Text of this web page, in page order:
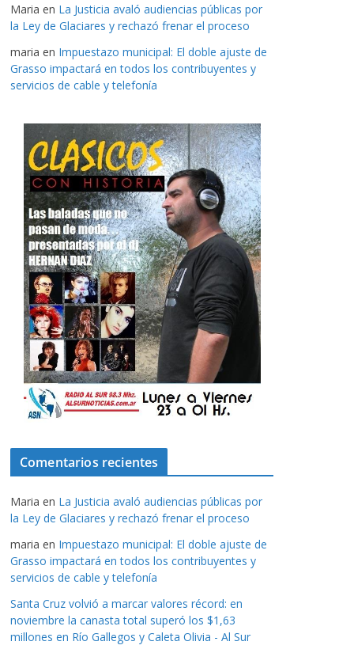
Maria en La Justicia avaló audiencias públicas por
la Ley de Glaciares y rechazó frenar el proceso
maria en Impuestazo municipal: El doble ajuste de
Grasso impactará en todos los contribuyentes y
servicios de cable y telefonía
Comentarios recientes
Maria en La Justicia avaló audiencias públicas por
la Ley de Glaciares y rechazó frenar el proceso
maria en Impuestazo municipal: El doble ajuste de
Grasso impactará en todos los contribuyentes y
servicios de cable y telefonía
Santa Cruz volvió a marcar valores récord: en
noviembre la canasta total superó los $1,63
millones en Río Gallegos y Caleta Olivia - Al Sur